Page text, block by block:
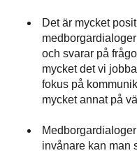
Det är mycket
och svarar på
mycket det vi
fokus på
mycket annat på
invånare kan man